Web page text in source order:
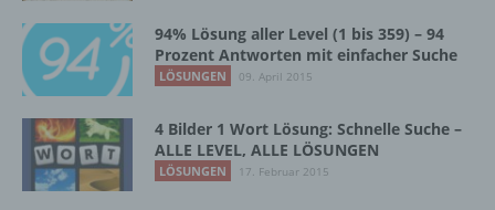
94% Lösung aller Level (1 bis 359) – 94
Prozent Antworten mit einfacher Suche
LÖSUNGEN 09. April 2015
4 Bilder 1 Wort Lösung: Schnelle Suche –
ALLE LEVEL, ALLE LÖSUNGEN
LÖSUNGEN 17. Februar 2015
d) Einschränkung der Verarbeitung
Einschränkung der Verarbeitung ist die
Markierung gespeicherter
personenbezogener Daten mit dem Ziel, ihre
künftige Verarbeitung einzuschränken.